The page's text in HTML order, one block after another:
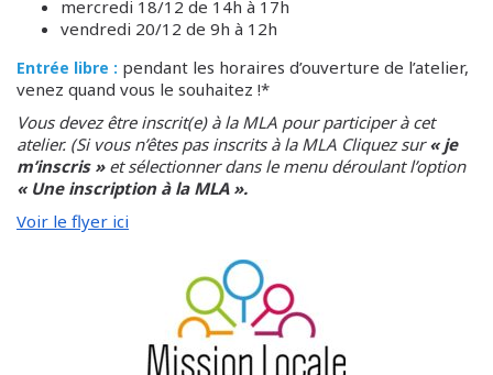
mercredi 18/12 de 14h à 17h
vendredi 20/12 de 9h à 12h
Entrée libre : pendant les horaires d’ouverture de l’atelier,
venez quand vous le souhaitez !*
Vous devez être inscrit(e) à la MLA pour participer à cet
atelier. (Si vous n’êtes pas inscrits à la MLA Cliquez sur« je
m’inscris »et sélectionner dans le menu déroulant l’option
« Une inscription à la MLA ».
Voir le flyer ici